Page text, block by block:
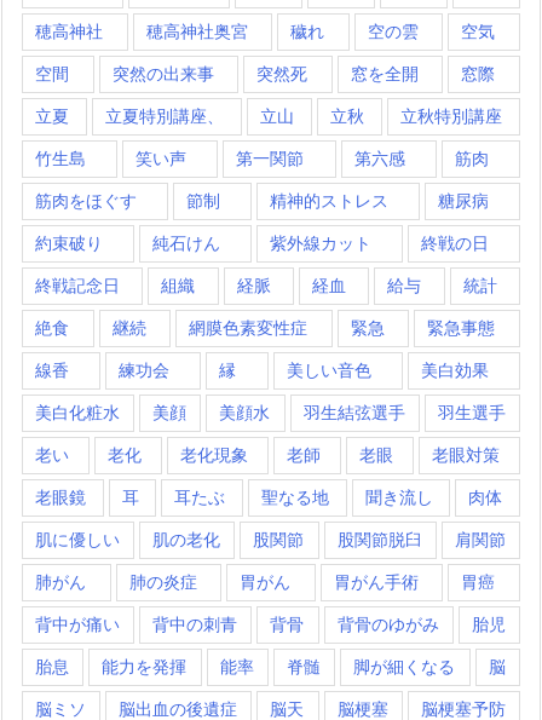
穂高神社 穂高神社奥宮 穢れ 空の雲 空気
空間 突然の出来事 突然死 窓を全開 窓際
立夏 立夏特別講座、 立山 立秋 立秋特別講座
竹生島 笑い声 第一関節 第六感 筋肉
筋肉をほぐす 節制 精神的ストレス 糖尿病
約束破り 純石けん 紫外線カット 終戦の日
終戦記念日 組織 経脈 経血 給与 統計
絶食 継続 網膜色素変性症 緊急 緊急事態
線香 練功会 縁 美しい音色 美白効果
美白化粧水 美顔 美顔水 羽生結弦選手 羽生選手
老い 老化 老化現象 老師 老眼 老眼対策
老眼鏡 耳 耳たぶ 聖なる地 聞き流し 肉体
肌に優しい 肌の老化 股関節 股関節脱臼 肩関節
肺がん 肺の炎症 胃がん 胃がん手術 胃癌
背中が痛い 背中の刺青 背骨 背骨のゆがみ 胎児
胎息 能力を発揮 能率 脊髄 脚が細くなる 脳
脳ミソ 脳出血の後遺症 脳天 脳梗塞 脳梗塞予防